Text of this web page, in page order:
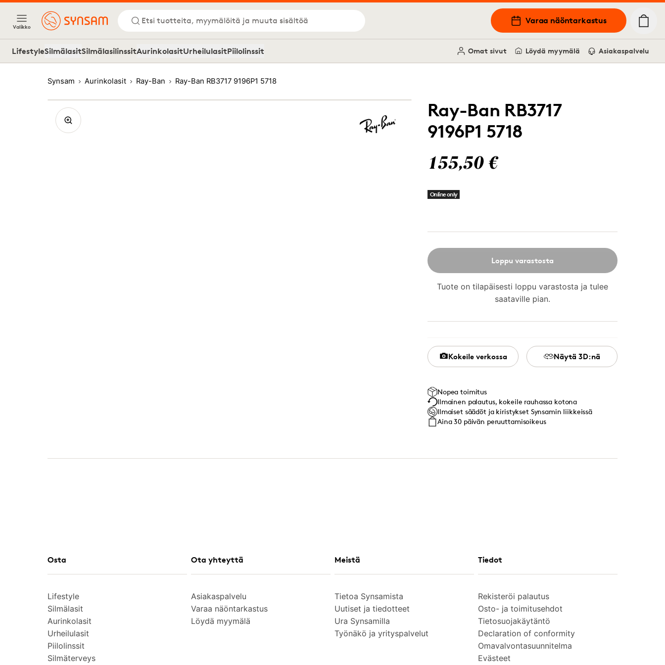
Valikko
Etsi tuotteita, myymälöitä ja muuta sisältöä Varaa näöntarkastus
LifestyleSilmälasitSilmälasilinssitAurinkolasitUrheilulasitPiilolinssit Omat sivut Löydä myymälä Asiakaspalvelu
Synsam Aurinkolasit Ray-Ban Ray-Ban RB3717 9196P1 5718
Ray-Ban RB3717
9196P1 5718
155,50 €
Online only
Loppu varastosta
Tuote on tilapäisesti loppu varastosta ja tulee
saataville pian.
Kokeile verkossa Näytä 3D:nä
Nopea toimitus
Ilmainen palautus, kokeile rauhassa kotona
Ilmaiset säädöt ja kiristykset Synsamin liikkeissä
Aina 30 päivän peruuttamisoikeus
Osta
Lifestyle
Silmälasit
Aurinkolasit
Urheilulasit
Piilolinssit
Silmäterveys
Ota yhteyttä
Asiakaspalvelu
Varaa näöntarkastus
Löydä myymälä
Meistä
Tietoa Synsamista
Uutiset ja tiedotteet
Ura Synsamilla
Työnäkö ja yrityspalvelut
Tiedot
Rekisteröi palautus
Osto- ja toimitusehdot
Tietosuojakäytäntö
Declaration of conformity
Omavalvontasuunnitelma
Evästeet